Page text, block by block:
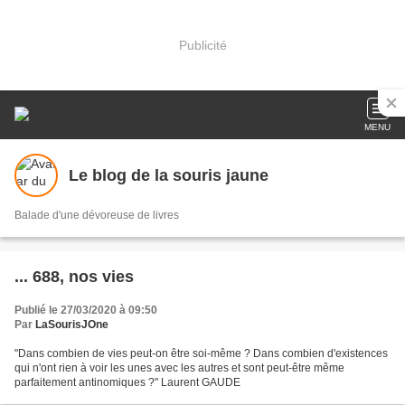
Publicité
MENU
Le blog de la souris jaune
Balade d'une dévoreuse de livres
... 688, nos vies
Publié le 27/03/2020 à 09:50
Par LaSourisJOne
"Dans combien de vies peut-on être soi-même ? Dans combien d'existences
qui n'ont rien à voir les unes avec les autres et sont peut-être même
parfaitement antinomiques ?" Laurent GAUDE